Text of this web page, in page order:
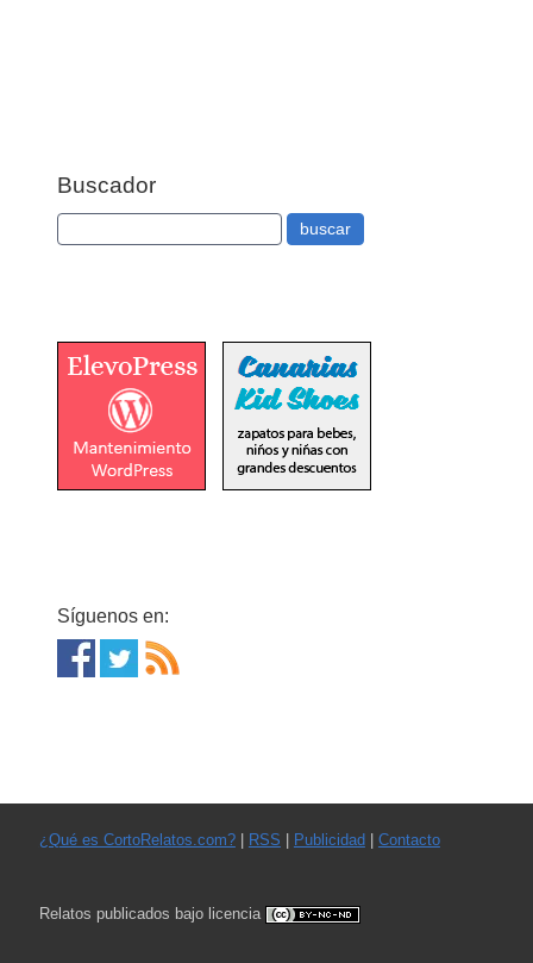
Buscador
Síguenos en:
¿Qué es CortoRelatos.com?| RSS Publicidad Contacto
Relatos publicados bajo licencia